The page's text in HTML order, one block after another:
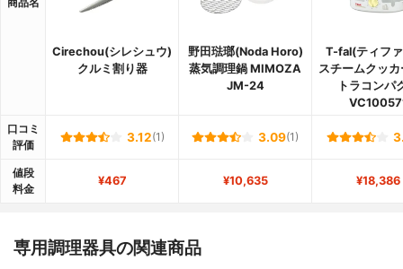
Cirechou(シレシュウ)
クルミ割り器
野田琺瑯(Noda Horo)
蒸気調理鍋 MIMOZA
JM-24
T-fal(ティフ
スチームクッ
トラコンパ
口コミ
評価
3.12(1) 3.09(1)
値段
料金
¥467 ¥10,635 ¥18,386
専用調理器具の関連商品